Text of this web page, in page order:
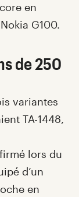
en
G100.
de 250
variantes
TA-1448,
lors du
d’un
en